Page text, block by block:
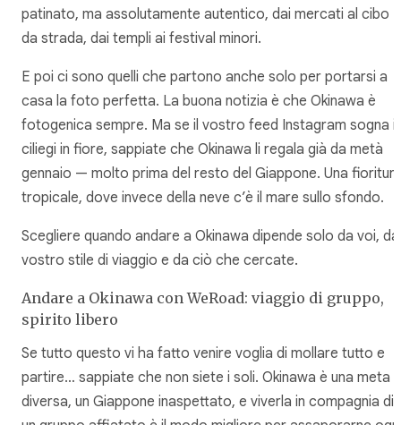
patinato, ma assolutamente autentico, dai mercati al cibo
da strada, dai templi ai festival minori.
E poi ci sono quelli che partono anche solo per portarsi a
casa la foto perfetta. La buona notizia è che Okinawa è
fotogenica sempre. Ma se il vostro feed Instagram sogna i
ciliegi in fiore, sappiate che Okinawa li regala già da metà
gennaio — molto prima del resto del Giappone. Una
tropicale, dove invece della neve c’è il mare sullo sfondo.
Scegliere quando andare a Okinawa dipende solo da voi, dal
vostro stile di viaggio e da ciò che cercate.
Andare a Okinawa con WeRoad: viaggio di gruppo,
spirito libero
Se tutto questo vi ha fatto venire voglia di mollare tutto e
partire… sappiate che non siete i soli. Okinawa è una meta
diversa, un Giappone inaspettato, e viverla in compagnia di